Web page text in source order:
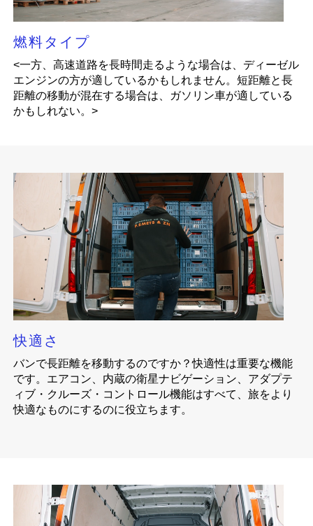
燃料タイプ
<一方、高速道路を長時間走るような場合は、ディーゼル
エンジンの方が適しているかもしれません。短距離と長
距離の移動が混在する場合は、ガソリン車が適している
かもしれない。>
快適さ
バンで長距離を移動するのですか？快適性は重要な機能
です。エアコン、内蔵の衛星ナビゲーション、アダプテ
ィブ・クルーズ・コントロール機能はすべて、旅をより
快適なものにするのに役立ちます。